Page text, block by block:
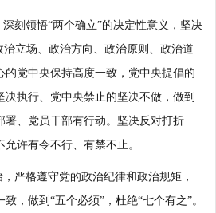
领悟“两个确立”的决定性意义，坚决
治立场、政治方向、政治原则、政治道
的党中央保持高度一致，党中央提倡的
决执行、党中央禁止的坚决不做，做到
署、党员干部有行动。坚决反对打折
许有令不行、有禁不止。
格遵守党的政治纪律和政治规矩，
，做到“五个必须”，杜绝“七个有之”。